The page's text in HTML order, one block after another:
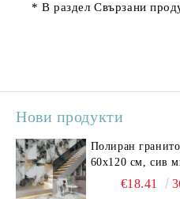
* В разделСвързани
Нови продукти
Полиран
60x120 см, сив
€18.41